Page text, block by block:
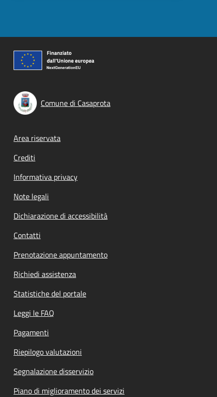
Comune di Casaprota
Footer menu
Area riservata
Crediti
Informativa privacy
Note legali
Dichiarazione di accessibilità
Contatti
Prenotazione appuntamento
Richiedi assistenza
Statistiche del portale
Leggi le FAQ
Pagamenti
Riepilogo valutazioni
Segnalazione disservizio
Piano di miglioramento dei servizi